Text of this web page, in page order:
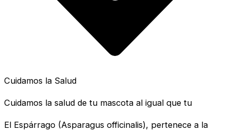
Cuidamos la Salud
Cuidamos la salud de tu mascota al igual que tu
El Espárrago (Asparagus officinalis), pertenece a la